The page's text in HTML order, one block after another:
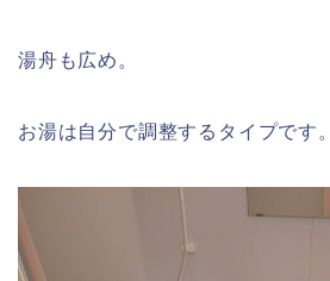
湯舟も広め。
お湯は自分で調整するタイプです。